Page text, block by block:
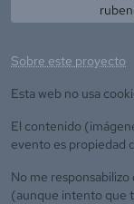
Sobre este proyecto
Esta web no usa
El contenido
evento es propiedad
No me
(aunque intento que